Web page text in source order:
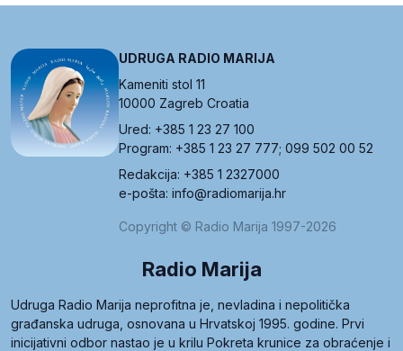
UDRUGA RADIO MARIJA
Kameniti stol 11
10000 Zagreb Croatia
Ured: +385 1 23 27 100
Program: +385 1 23 27 777; 099 502 00 52
Redakcija: +385 1 2327000
e-pošta: info@radiomarija.hr
Copyright © Radio Marija 1997-2026
Radio Marija
Udruga Radio Marija neprofitna je, nevladina i nepolitička
građanska udruga, osnovana u Hrvatskoj 1995. godine. Prvi
inicijativni odbor nastao je u krilu Pokreta krunice za obraćenje i